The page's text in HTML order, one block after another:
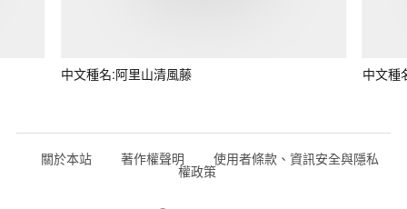
中文種名:阿里山清風藤 中文種
關於本站 著作權聲明 使用者條款、資訊安全與隱私
權政策